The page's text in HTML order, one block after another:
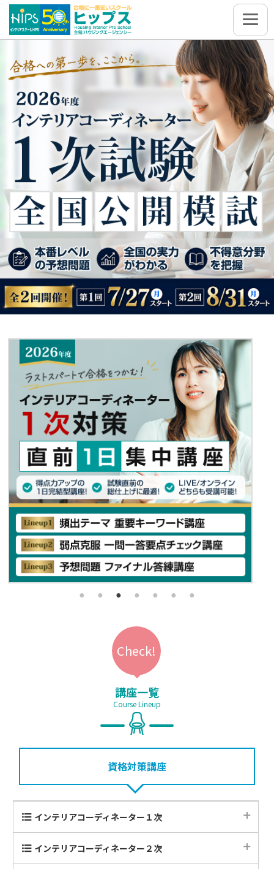
講座一覧
Course Lineup
資格対策講座
インテリアコーディネーター１次
1次試験徹底研究Eラーニング講座
インテリアコーディネーター２次